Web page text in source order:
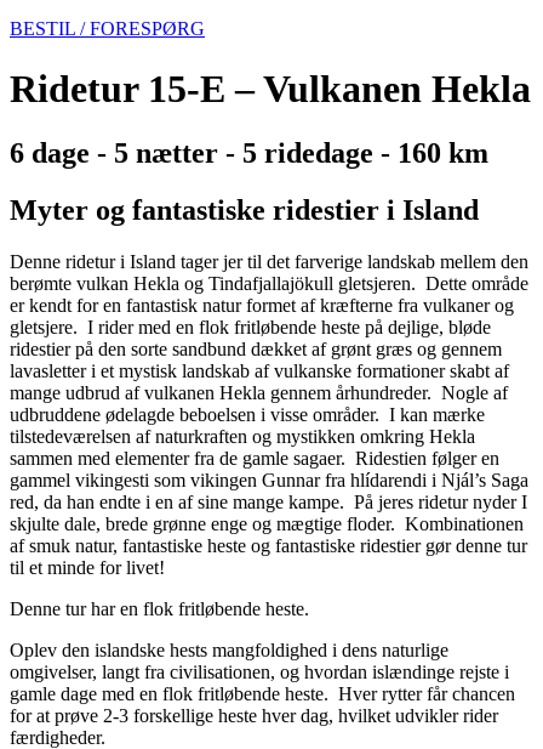
BESTIL / FORESPØRG
Ridetur 15-E – Vulkanen Hekla
6 dage - 5 nætter - 5 ridedage - 160 km
Myter og fantastiske ridestier i Island
Denne ridetur i Island tager jer til det farverige landskab mellem den
berømte vulkan Hekla og Tindafjallajökull gletsjeren. Dette område
er kendt for en fantastisk natur formet af kræfterne fra vulkaner og
gletsjere. I rider med en flok fritløbende heste på dejlige, bløde
ridestier på den sorte sandbund dækket af grønt græs og gennem
lavasletter i et mystisk landskab af vulkanske formationer skabt af
mange udbrud af vulkanen Hekla gennem århundreder. Nogle af
udbruddene ødelagde beboelsen i visse områder. I kan mærke
tilstedeværelsen af naturkraften og mystikken omkring Hekla
sammen med elementer fra de gamle sagaer. Ridestien følger en
gammel vikingesti som vikingen Gunnar fra hlídarendi i Njál’s Saga
red, da han endte i en af sine mange kampe. På jeres ridetur nyder I
skjulte dale, brede grønne enge og mægtige floder. Kombinationen
af smuk natur, fantastiske heste og fantastiske ridestier gør denne tur
til et minde for livet!
Denne tur har en flok fritløbende heste.
Oplev den islandske hests mangfoldighed i dens naturlige
omgivelser, langt fra civilisationen, og hvordan islændinge rejste i
gamle dage med en flok fritløbende heste. Hver rytter får chancen
for at prøve 2-3 forskellige heste hver dag, hvilket udvikler rider
færdigheder.